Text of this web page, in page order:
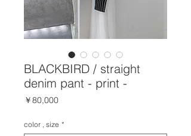
BLACKBIRD / straight
denim pant - print -
￥80,000価
color , size *